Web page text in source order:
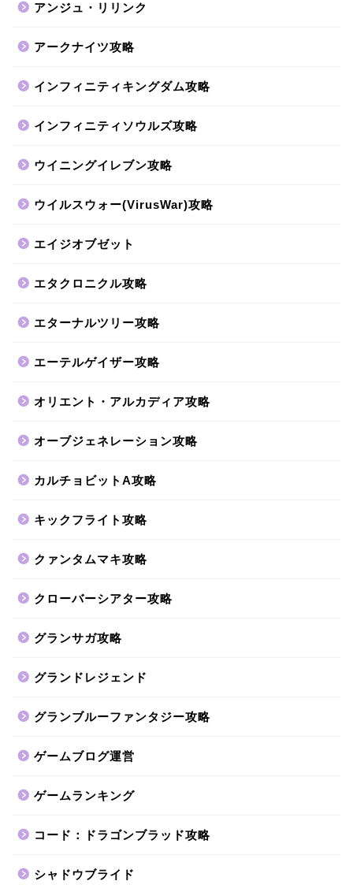
アンジュ・リリンク
アークナイツ攻略
インフィニティキングダム攻略
インフィニティソウルズ攻略
ウイニングイレブン攻略
ウイルスウォー(VirusWar)攻略
エイジオブゼット
エタクロニクル攻略
エターナルツリー攻略
エーテルゲイザー攻略
オリエント・アルカディア攻略
オーブジェネレーション攻略
カルチョビットA攻略
キックフライト攻略
クァンタムマキ攻略
クローバーシアター攻略
グランサガ攻略
グランドレジェンド
グランブルーファンタジー攻略
ゲームブログ運営
ゲームランキング
コード：ドラゴンブラッド攻略
シャドウブライド